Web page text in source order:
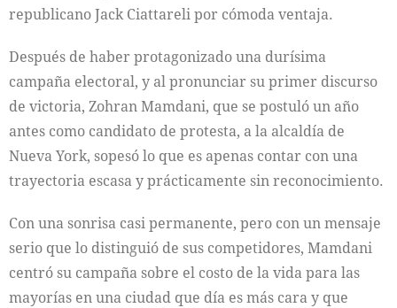
republicano Jack Ciattareli por cómoda ventaja.
Después de haber protagonizado una durísima
campaña electoral, y al pronunciar su primer discurso
de victoria, Zohran Mamdani, que se postuló un año
antes como candidato de protesta, a la alcaldía de
Nueva York, sopesó lo que es apenas contar con una
trayectoria escasa y prácticamente sin reconocimiento.
Con una sonrisa casi permanente, pero con un mensaje
serio que lo distinguió de sus competidores, Mamdani
centró su campaña sobre el costo de la vida para las
mayorías en una ciudad que día es más cara y que